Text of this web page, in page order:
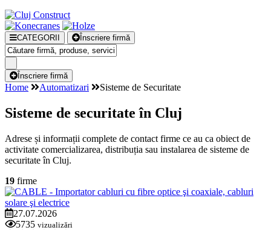
CATEGORII Înscriere firmă
Înscriere firmă
Home Automatizari Sisteme de Securitate
Sisteme de securitate în Cluj
Adrese și informații complete de contact firme ce au ca obiect de
activitate comercializarea, distribuția sau instalarea de sisteme de
securitate în Cluj.
19 firme
27.07.2026
5735 vizualizări